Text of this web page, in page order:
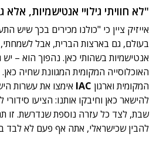
"לא חוויתי גילויי אנטישמיות, אלא
אייזיק ציין כי "כולנו מכירים בכך שיש
בעולם, גם בארצות הברית, אבל לשמחתי,
אנטישמיות בשהותי כאן. נהפוך הוא – יש
האוכלוסייה המקומית המגוונת שחיה
המקומית וארגון IAC אימצו את עשרות
להישאר כאן וחיבקו אותנו: הציעו סידורי
שבת, לצד כל עזרה נוספת שנדרשת. זו
להבין שכישראלי, אתה אף פעם לא לבד